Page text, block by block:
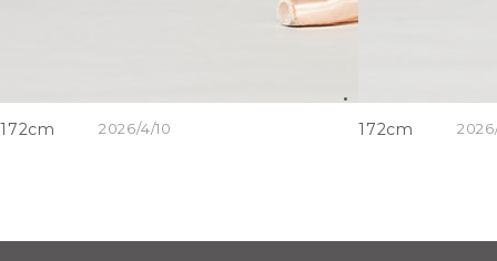
172cm 2026/4/10 172cm